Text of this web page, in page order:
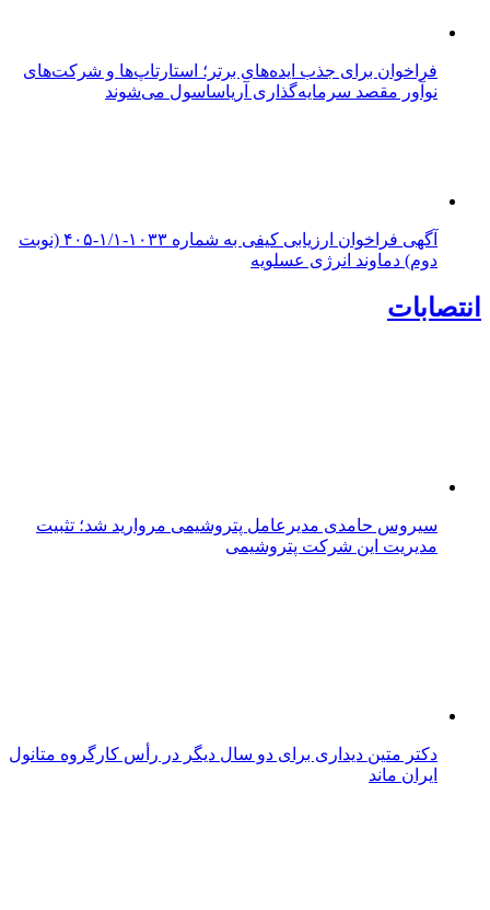
فراخوان برای جذب ایده‌های برتر؛ استارتاپ‌ها و شرکت‌های
نوآور مقصد سرما‌یه‌گذاری آریاساسول می‌شوند
آگهی فراخوان ارزیابی کیفی به شماره ۱۰۳۳-۱/۱-۴۰۵ (نوبت
دوم) دماوند انرژی عسلویه
انتصابات
سیروس حامدی مدیرعامل پتروشیمی مروارید شد؛ تثبیت
مدیریت این شرکت پتروشیمی
دکتر متین دیداری برای دو سال دیگر در رأس کارگروه متانول
ایران ماند